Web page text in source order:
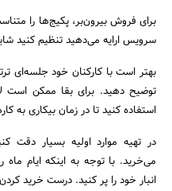
برای فروش بیرون‌بر، پکیج‌ها را
سرویس ارایه می‌دهید تنظیم کنید
بهتر است با کارکنان خود جلسه‌ای
توضیح دهید. برای بقا ممکن است
استفاده کنید تا در زمان بیکاری به
در تهیه موارد اولیه بسیار دقت
می‌خرید. با توجه به اینکه ایام
انبار خود را پر کنید. درست خرید